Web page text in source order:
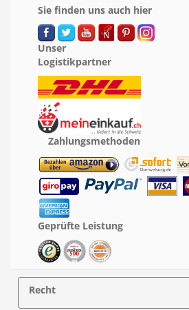
Sie finden uns auch hier
Unser
Logistikpartner
Zahlungsmethoden
Geprüfte Leistung
Recht